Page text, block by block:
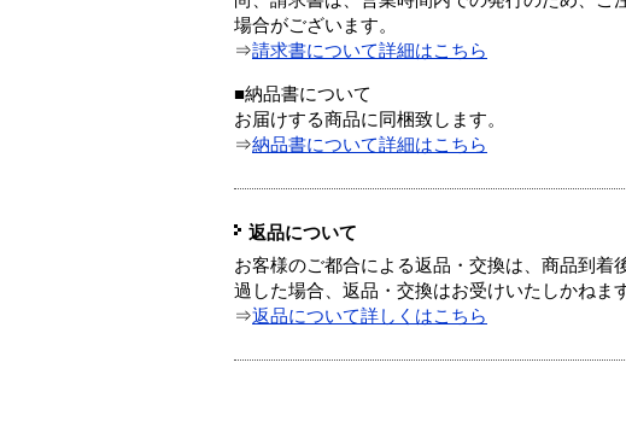
場合がございます。
⇒請求書について詳細はこちら
■納品書について
お届けする商品に同梱致します。
⇒納品書について詳細はこちら
返品について
お客様のご都合による返品・交換は、商品到
過した場合、返品・交換はお受けいたしかねます
⇒返品について詳しくはこちら